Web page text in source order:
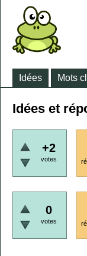
Idées Mots
Idées et
+2
votes
0
votes